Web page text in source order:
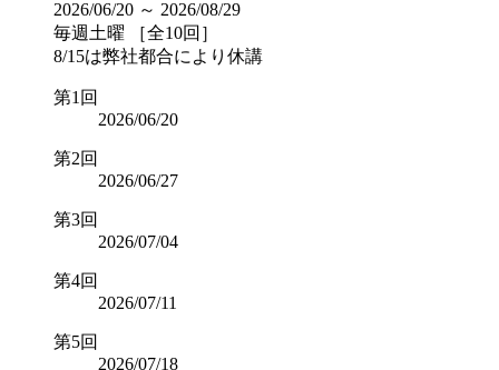
2026/06/20 ～ 2026/08/29
毎週土曜 ［全10回］
8/15は弊社都合により休講
第1回
2026/06/20
第2回
2026/06/27
第3回
2026/07/04
第4回
2026/07/11
第5回
2026/07/18